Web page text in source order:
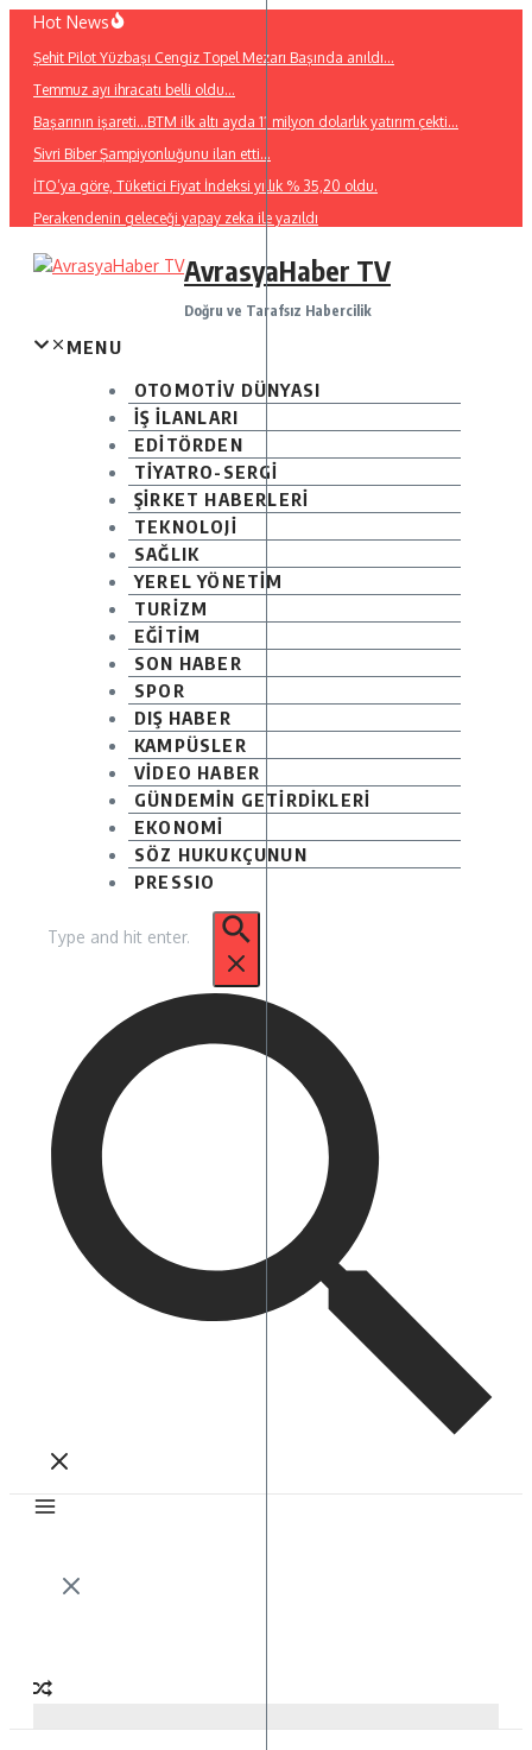
İçeriğe
Hot News
Şehit Pilot Yüzbaşı Cengiz Topel Mezarı Başında anıldı…
Temmuz ayı ihracatı belli oldu…
Başarının işareti…BTM ilk altı ayda 11 milyon dolarlık yatırım çekti…
Sivri Biber Şampiyonluğunu ilan etti…
İTO’ya göre, Tüketici Fiyat İndeksi yıllık % 35,20 oldu.
Perakendenin geleceği yapay zeka ile yazıldı
AvrasyaHaber TV
Doğru ve Tarafsız Habercilik
MENU
OTOMOTİV DÜNYASI
İŞ İLANLARI
EDİTÖRDEN
TİYATRO-SERGİ
ŞİRKET HABERLERİ
TEKNOLOJİ
SAĞLIK
YEREL YÖNETİM
TURİZM
EĞİTİM
SON HABER
SPOR
DIŞ HABER
KAMPÜSLER
VİDEO HABER
GÜNDEMİN GETİRDİKLERİ
EKONOMİ
SÖZ HUKUKÇUNUN
PRESSIO